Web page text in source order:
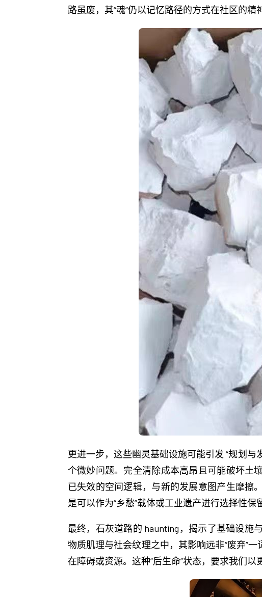
路虽废，其“魂”仍以记忆路径的方式在社区的精
更进一步，这些幽灵基础设施可能引发 “规划
个微妙问题。完全清除成本高昂且可能破坏土
已失效的空间逻辑，与新的发展意图产生摩擦
是可以作为“乡愁”载体或工业遗产进行选择性
最终，石灰道路的 haunting，揭示了基础设施
物质肌理与社会纹理之中，其影响远非“废弃”
在障碍或资源。这种“后生命”状态，要求我们以